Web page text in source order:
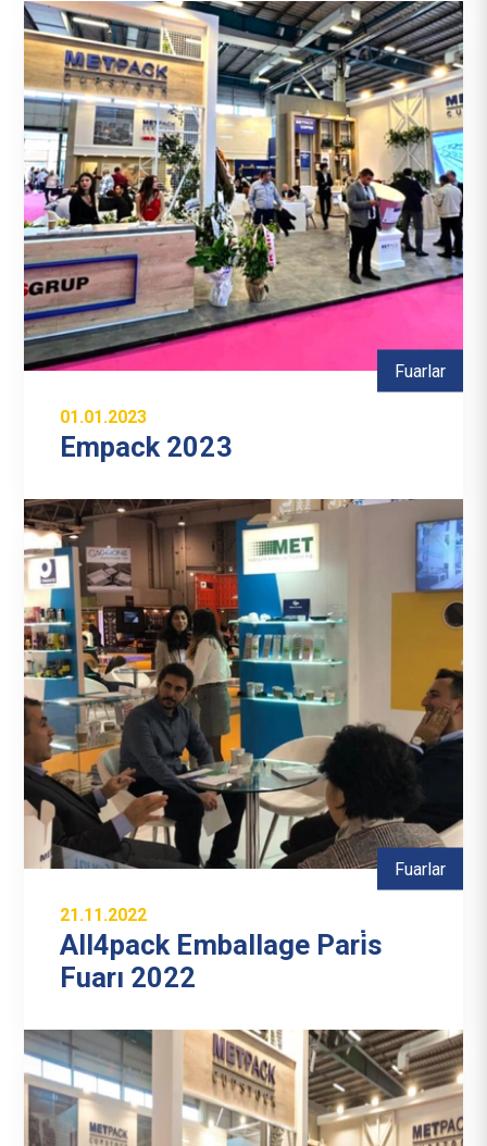
Fuarlar
01.01.2023
Empack 2023
Fuarlar
21.11.2022
All4pack Emballage Pari̇s
Fuarı 2022